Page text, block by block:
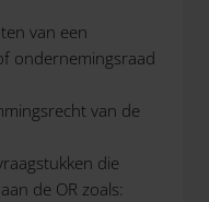
van een
ondernemingsraad
van de
die
de OR zoals: